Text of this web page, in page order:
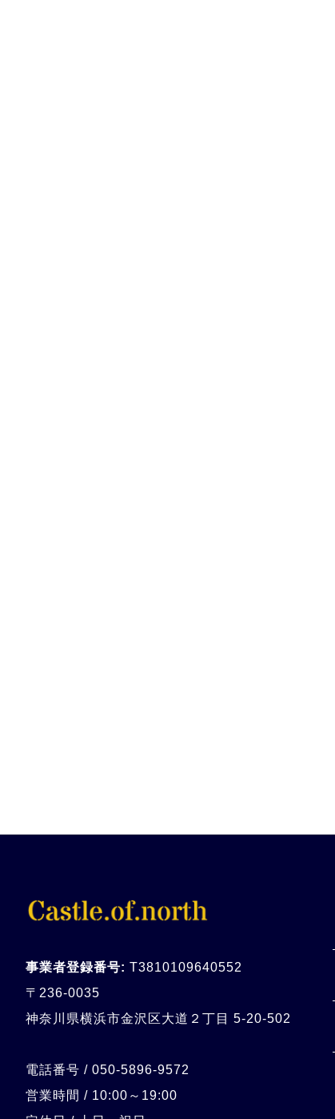
事業者登録番号: T3810109640552
〒236-0035
神奈川県横浜市金沢区大道２丁目 5-20-502
電話番号 / 050-5896-9572
営業時間 / 10:00～19:00